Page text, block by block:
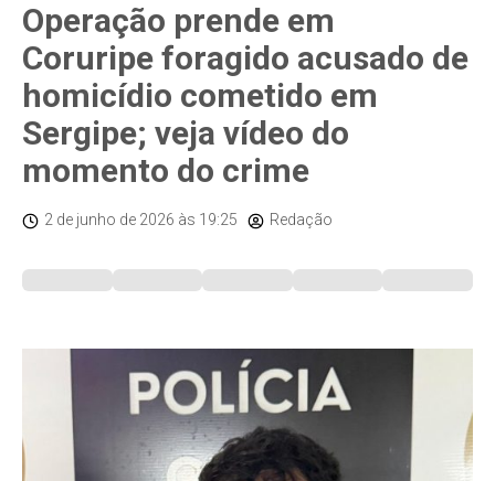
Operação prende em
Coruripe foragido acusado de
homicídio cometido em
Sergipe; veja vídeo do
momento do crime
2 de junho de 2026 às 19:25 Redação